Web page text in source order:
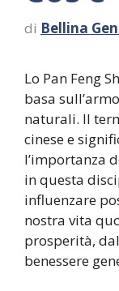
di Bellina
Lo Pan Feng
basa
naturali. Il
cinese e
l’importanza
in questa
influenzare
nostra vita
prosperità,
benessere